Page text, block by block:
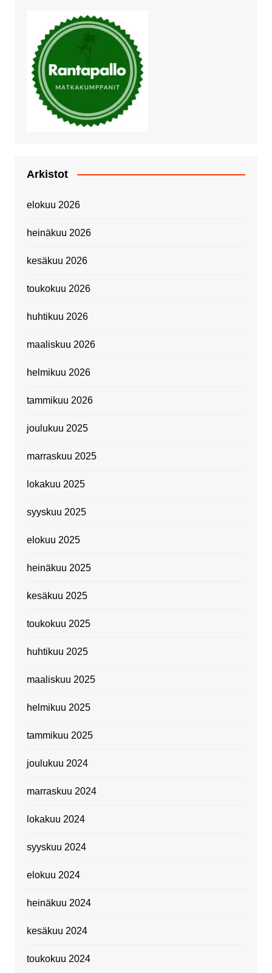
Arkistot
elokuu 2026
heinäkuu 2026
kesäkuu 2026
toukokuu 2026
huhtikuu 2026
maaliskuu 2026
helmikuu 2026
tammikuu 2026
joulukuu 2025
marraskuu 2025
lokakuu 2025
syyskuu 2025
elokuu 2025
heinäkuu 2025
kesäkuu 2025
toukokuu 2025
huhtikuu 2025
maaliskuu 2025
helmikuu 2025
tammikuu 2025
joulukuu 2024
marraskuu 2024
lokakuu 2024
syyskuu 2024
elokuu 2024
heinäkuu 2024
kesäkuu 2024
toukokuu 2024